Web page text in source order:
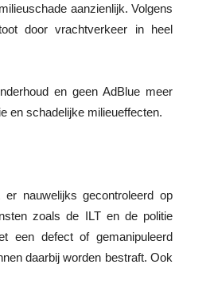
aanzienlijk. Volgens
door vrachtverkeer in heel
en geen AdBlue meer
en schadelijke milieueffecten.
nauwelijks gecontroleerd op
zoals de ILT en de politie
een defect of gemanipuleerd
daarbij worden bestraft. Ook